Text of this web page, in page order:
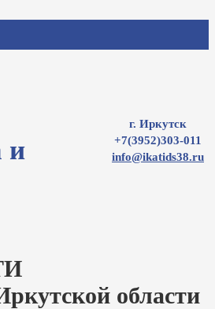
и
г. Иркутск
+7(3952)303-011
info@ikatids38.ru
области